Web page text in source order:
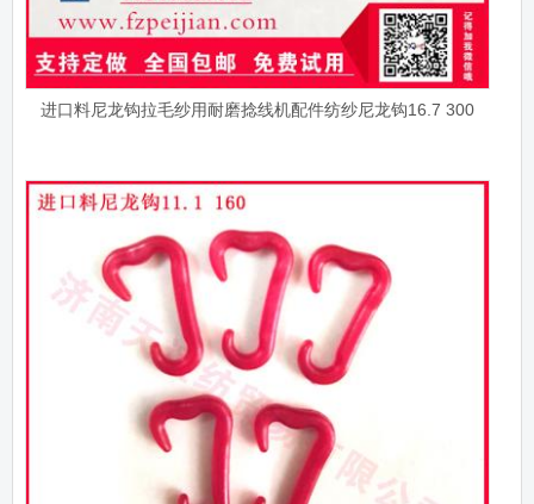
进口料尼龙钩拉毛纱用耐磨捻线机配件纺纱尼龙钩16.7 300